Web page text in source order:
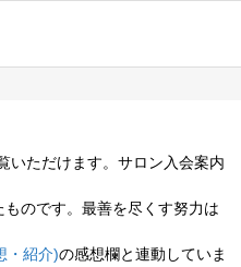
いただけます。サロン入会案内
のです。最善を尽くす努力は
・紹介)の感想欄と連動していま